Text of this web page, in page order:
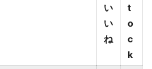
い
い
ね
t
o
c
k